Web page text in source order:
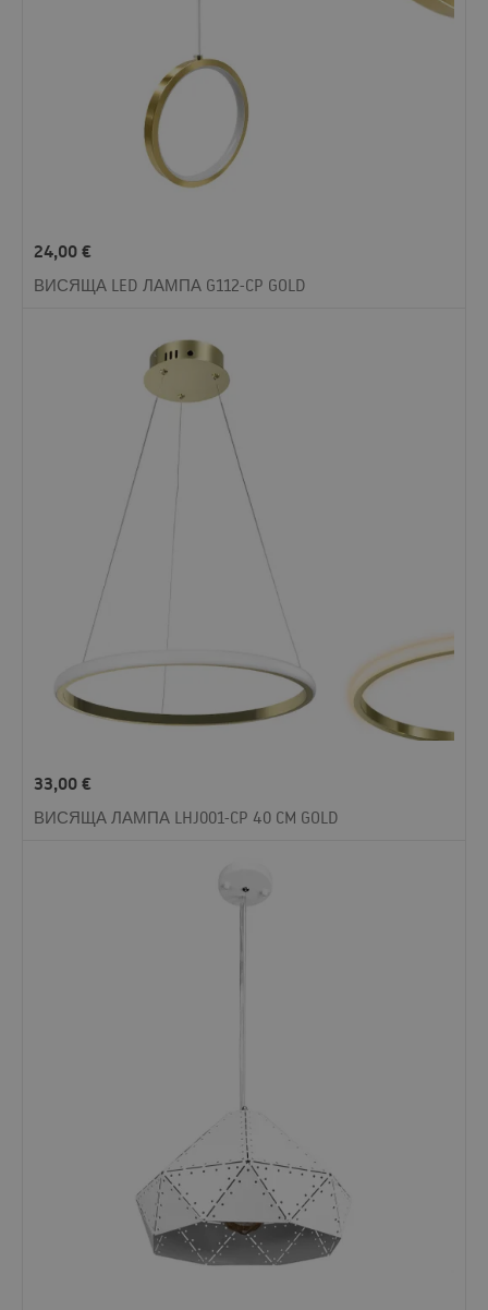
24,00€
ВИСЯЩА LED ЛАМПА G112-CP GOLD
33,00€
ВИСЯЩА ЛАМПА LHJ001-CP 40 CM GOLD